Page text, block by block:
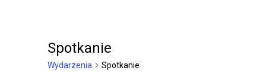
Spotkanie
Wydarzenia Spotkanie